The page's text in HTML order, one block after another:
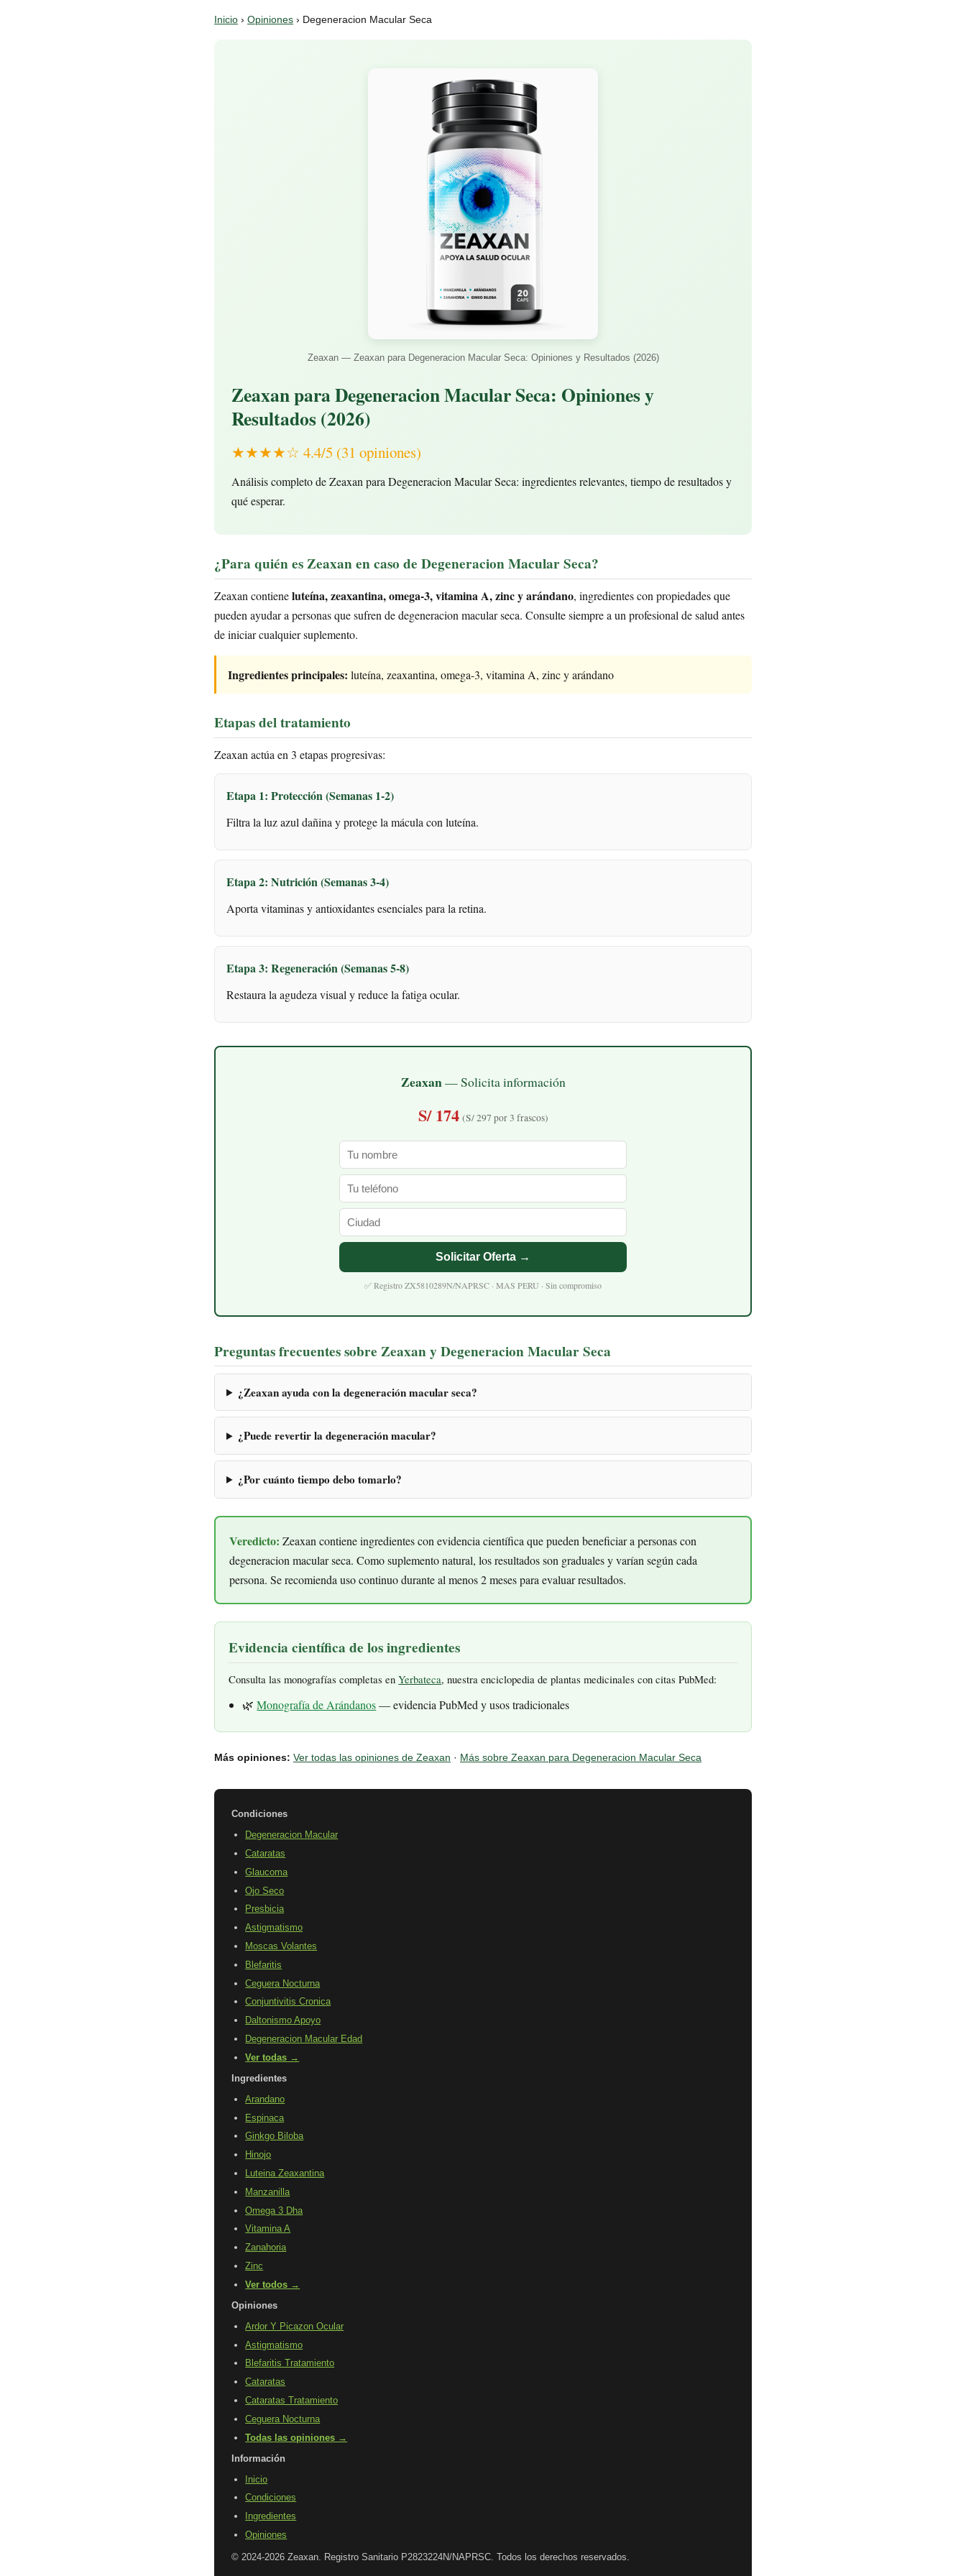
Inicio › Opiniones › Degeneracion Macular Seca
Zeaxan — Zeaxan para Degeneracion Macular Seca: Opiniones y Resultados (2026)
Zeaxan para Degeneracion Macular Seca: Opiniones y
Resultados (2026)
★★★★☆ 4.4/5 (31 opiniones)
Análisis completo de Zeaxan para Degeneracion Macular Seca: ingredientes relevantes, tiempo de resultados y
qué esperar.
¿Para quién es Zeaxan en caso de Degeneracion Macular Seca?
Zeaxan contieneluteína, zeaxantina, omega-3, vitamina A, zinc y arándano, ingredientes con propiedades que
pueden ayudar a personas que sufren de degeneracion macular seca. Consulte siempre a un profesional de salud antes
de iniciar cualquier suplemento.
Ingredientes principales: luteína, zeaxantina, omega-3, vitamina A, zinc y arándano
Etapas del tratamiento
Zeaxan actúa en 3 etapas progresivas:
Etapa 1: Protección (Semanas 1-2)
Filtra la luz azul dañina y protege la mácula con luteína.
Etapa 2: Nutrición (Semanas 3-4)
Aporta vitaminas y antioxidantes esenciales para la retina.
Etapa 3: Regeneración (Semanas 5-8)
Restaura la agudeza visual y reduce la fatiga ocular.
Zeaxan— Solicita información
S/ 174 (S/ 297 por 3 frascos)
Solicitar Oferta →
✅ Registro ZX5810289N/NAPRSC · MAS PERU · Sin compromiso
Preguntas frecuentes sobre Zeaxan y Degeneracion Macular Seca
¿Zeaxan ayuda con la degeneración macular seca?
¿Puede revertir la degeneración macular?
¿Por cuánto tiempo debo tomarlo?
Veredicto: Zeaxan contiene ingredientes con evidencia científica que pueden beneficiar a personas con
degeneracion macular seca. Como suplemento natural, los resultados son graduales y varían según cada
persona. Se recomienda uso continuo durante al menos 2 meses para evaluar resultados.
Evidencia científica de los ingredientes
Consulta las monografías completas enYerbateca, nuestra enciclopedia de plantas medicinales con citas PubMed:
🌿Monografía de Arándanos— evidencia PubMed y usos tradicionales
Más opiniones: Ver todas las opiniones de Zeaxan · Más sobre Zeaxan para Degeneracion Macular Seca
Condiciones
Degeneracion Macular
Cataratas
Glaucoma
Ojo Seco
Presbicia
Astigmatismo
Moscas Volantes
Blefaritis
Ceguera Nocturna
Conjuntivitis Cronica
Daltonismo Apoyo
Degeneracion Macular Edad
Ver todas →
Ingredientes
Arandano
Espinaca
Ginkgo Biloba
Hinojo
Luteina Zeaxantina
Manzanilla
Omega 3 Dha
Vitamina A
Zanahoria
Zinc
Ver todos →
Opiniones
Ardor Y Picazon Ocular
Astigmatismo
Blefaritis Tratamiento
Cataratas
Cataratas Tratamiento
Ceguera Nocturna
Todas las opiniones →
Información
Inicio
Condiciones
Ingredientes
Opiniones
© 2024-2026 Zeaxan. Registro Sanitario P2823224N/NAPRSC. Todos los derechos reservados.